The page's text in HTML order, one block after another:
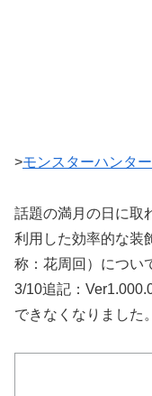
>モンスターハンタ
話題の満月の日に取
利用した効率的な装
称：花周回）につい
3/10追記：
できなくなりました